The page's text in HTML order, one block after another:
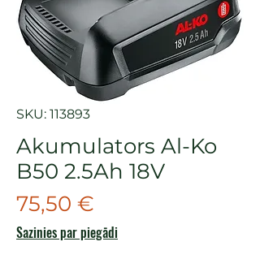
SKU: 113893
Akumulators Al-Ko
B50 2.5Ah 18V
75,50 €
Sazinies par piegādi